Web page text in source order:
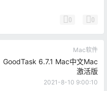
0 0
Mac软件
GoodTask 6.7.1 Mac中文Mac
激活版
2021-8-10 9:00:10